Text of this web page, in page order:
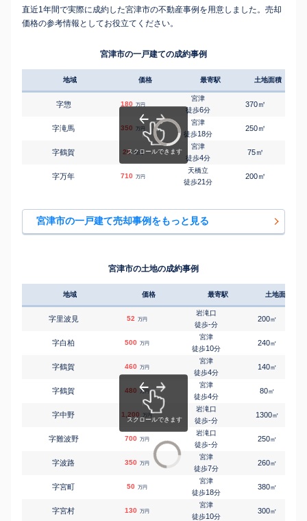
直近1年間で実際に成約した宮津市の不動産事例を用意しました。売却
価格の参考情報としてお役立てください。
宮津市の一戸建ての成約事例
地域 価格 最寄駅 土地面積
字惣 180 万円
宮津
徒歩6分
370㎡
字滝馬 350 万円
宮津
徒歩18分
250㎡
字鶴賀 20 万円
宮津
徒歩4分
75㎡
字万年 710 万円
天橋立
徒歩21分
200㎡
宮津市の一戸建て売却事例をもっと見る
宮津市の土地の成約事例
地域 価格 最寄駅 土地面積
字里波見 52 万円
岩滝口
徒歩-分
200㎡
字白柏 500 万円
宮津
徒歩10分
240㎡
字鶴賀 460 万円
宮津
徒歩4分
140㎡
字鶴賀 480 万円
宮津
徒歩4分
80㎡
字中野 1,200 万円
岩滝口
徒歩-分
1300㎡
字難波野 700 万円
岩滝口
徒歩-分
250㎡
字波路 350 万円
宮津
徒歩7分
260㎡
字宮町 50 万円
宮津
徒歩18分
380㎡
字宮村 130 万円
宮津
徒歩10分
300㎡